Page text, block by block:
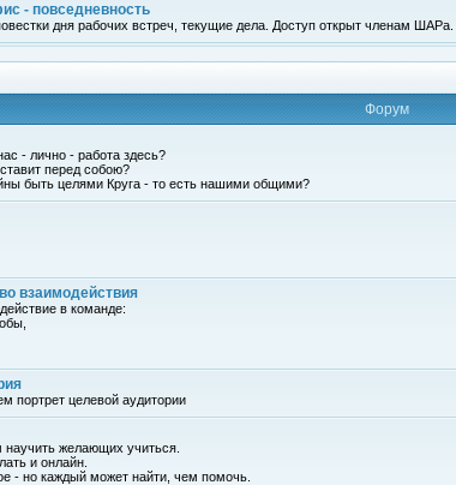
- повседневность
дня рабочих встреч, текущие дела. Доступ открыт членам ШАРа.
Форум
- лично - работа здесь?
перед собою?
быть целями Круга - то есть нашими общими?
взаимодействия
в команде:
портрет целевой аудитории
желающих учиться.
и онлайн.
- но каждый может найти, чем помочь.